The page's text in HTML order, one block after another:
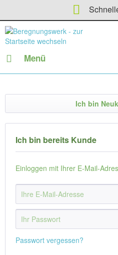
Menü
Ich bin
Ich bin bereits Kunde
Einloggen mit Ihrer E-Mail-
Passwort vergessen?